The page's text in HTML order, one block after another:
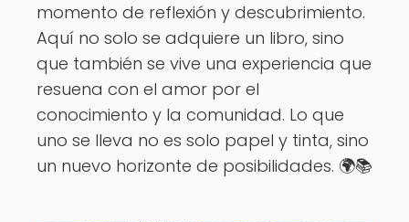
momento de reflexión y descubrimiento.
Aquí no solo se adquiere un libro, sino
que también se vive una experiencia que
resuena con el amor por el
conocimiento y la comunidad. Lo que
uno se lleva no es solo papel y tinta, sino
un nuevo horizonte de posibilidades. 🌍📚